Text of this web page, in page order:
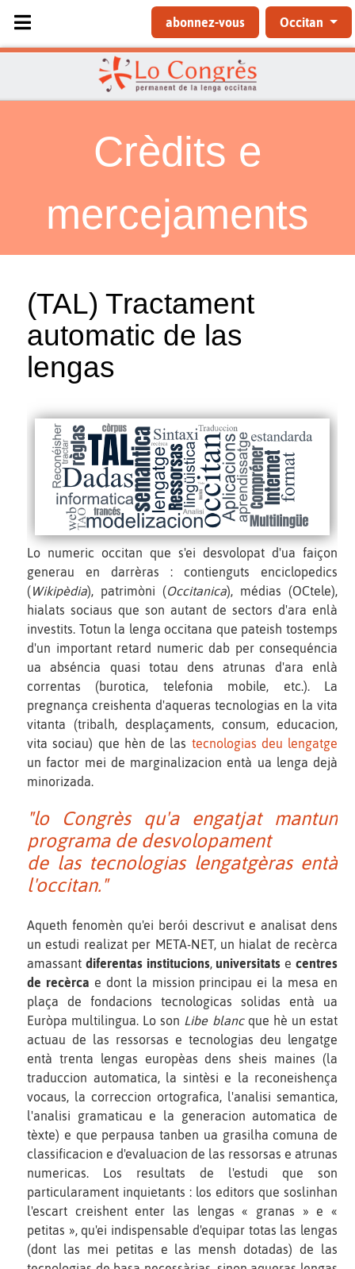
Sélectionnez votre langue
abonnez-vous Occitan
Crèdits e
mercejaments
(TAL) Tractament
automatic de las
lengas
Lo numeric occitan que s'ei desvolopat d'ua faiçon
generau en darrèras : contienguts enciclopedics
(Wikipèdia), patrimòni (Occitanica), médias (OCtele),
hialats sociaus que son autant de sectors d'ara enlà
investits. Totun la lenga occitana que pateish tostemps
d'un important retard numeric dab per consequéncia
ua abséncia quasi totau dens atrunas d'ara enlà
correntas (burotica, telefonia mobile, etc.). La
pregnança creishenta d'aqueras tecnologias en la vita
vitanta (tribalh, desplaçaments, consum, educacion,
vita sociau) que hèn de las tecnologias deu lengatge
un factor mei de marginalizacion entà ua lenga dejà
minorizada.
"lo Congrès qu'a engatjat mantun
programa de desvolopament
de las tecnologias lengatgèras entà
l'occitan."
Aqueth fenomèn qu'ei berói descrivut e analisat dens
un estudi realizat per META-NET, un hialat de recèrca
amassant diferentas institucions, universitats ecentres
de recèrca e dont la mission principau ei la mesa en
plaça de fondacions tecnologicas solidas entà ua
Euròpa multilingua. Lo son Libe blancque hè un estat
actuau de las ressorsas e tecnologias deu lengatge
entà trenta lengas europèas dens sheis maines (la
traduccion automatica, la sintèsi e la reconeishença
vocaus, la correccion ortografica, l'analisi semantica,
l'analisi gramaticau e la generacion automatica de
tèxte) e que perpausa tanben ua grasilha comuna de
classificacion e d'evaluacion de las ressorsas e atrunas
numericas. Los resultats de l'estudi que son
particularament inquietants : los editors que soslinhan
l'escart creishent enter las lengas « granas » e «
petitas », qu'ei indispensable d'equipar totas las lengas
(dont las mei petitas e las mensh dotadas) de las